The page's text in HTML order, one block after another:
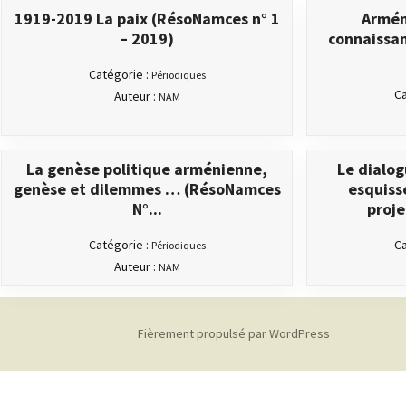
1919-2019 La paix (RésoNamces n° 1
– 2019)
Catégorie : Périodiques
Auteur : NAM
La genèse politique arménienne,
genèse et dilemmes … (RésoNamces
N°...
Catégorie : Périodiques
Auteur : NAM
Le
Fièrement propulsé par WordPress